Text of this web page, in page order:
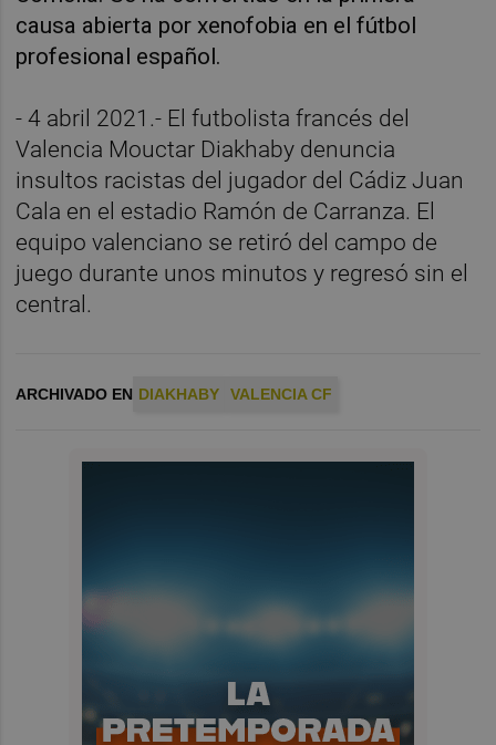
causa abierta por xenofobia en el fútbol
profesional español.
- 4 abril 2021.- El futbolista francés del
Valencia Mouctar Diakhaby denuncia
insultos racistas del jugador del Cádiz Juan
Cala en el estadio Ramón de Carranza. El
equipo valenciano se retiró del campo de
juego durante unos minutos y regresó sin el
central.
ARCHIVADO EN DIAKHABY VALENCIA CF